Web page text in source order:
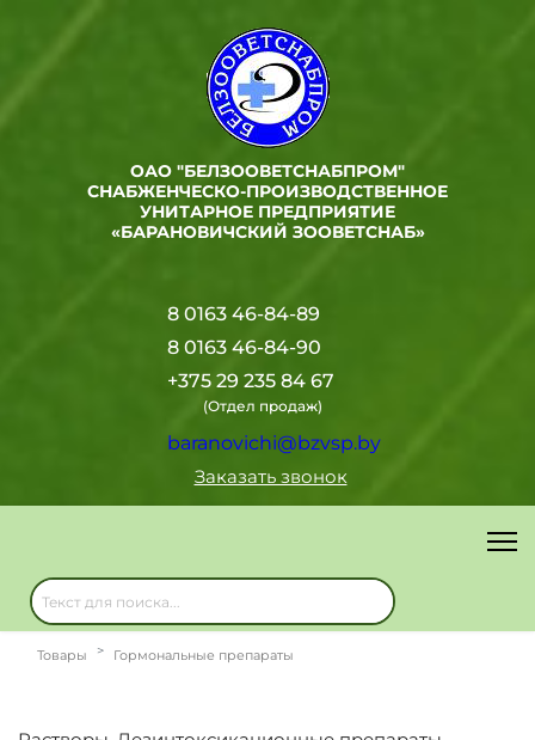
ОАО "БЕЛЗООВЕТСНАБПРОМ"
СНАБЖЕНЧЕСКО-ПРОИЗВОДСТВЕННОЕ
УНИТАРНОЕ ПРЕДПРИЯТИЕ
«БАРАНОВИЧСКИЙ ЗООВЕТСНАБ»
8 0163 46-84-89
8 0163 46-84-90
+375 29 235 84 67
(Отдел продаж)
baranovichi@bzvsp.by
Заказать звонок
Товары Гормональные препараты